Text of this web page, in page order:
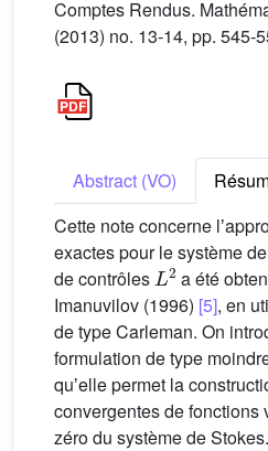
Comptes Rendus.
(2013) no. 13-14, pp. 545-
Abstract (VO)
Cette note concerne
exactes pour le système
de contrôles
L2
a été
Imanuvilov (1996) [5], en
de type Carleman. On
formulation de type
quʼelle permet la
convergentes de fonctions
zéro du système de Stokes.